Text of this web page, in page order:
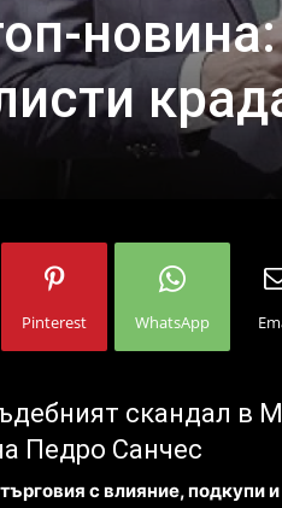
Pinterest WhatsApp
скандал в
Педро Санчес
с влияние, подкупи